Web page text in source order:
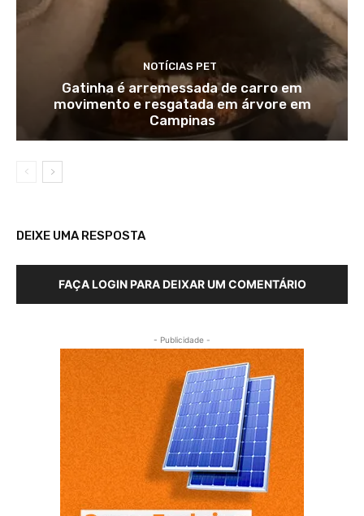
NOTÍCIAS PET
Gatinha é arremessada de carro em
movimento e resgatada em árvore em
Campinas
DEIXE UMA RESPOSTA
FAÇA LOGIN PARA DEIXAR UM COMENTÁRIO
- Publicidade -